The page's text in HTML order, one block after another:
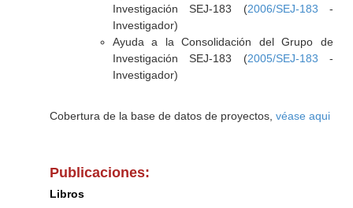
Investigación SEJ-183 (2006/SEJ-183 -
Investigador)
Ayuda a la Consolidación del Grupo de
Investigación SEJ-183 (2005/SEJ-183 -
Investigador)
Cobertura de la base de datos de proyectos, véase aqui
Publicaciones:
Libros